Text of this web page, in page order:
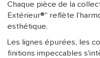
Chaque pièce de la
Extérieur®" reflète
esthétique.
Les lignes épurées, les
finitions impeccables